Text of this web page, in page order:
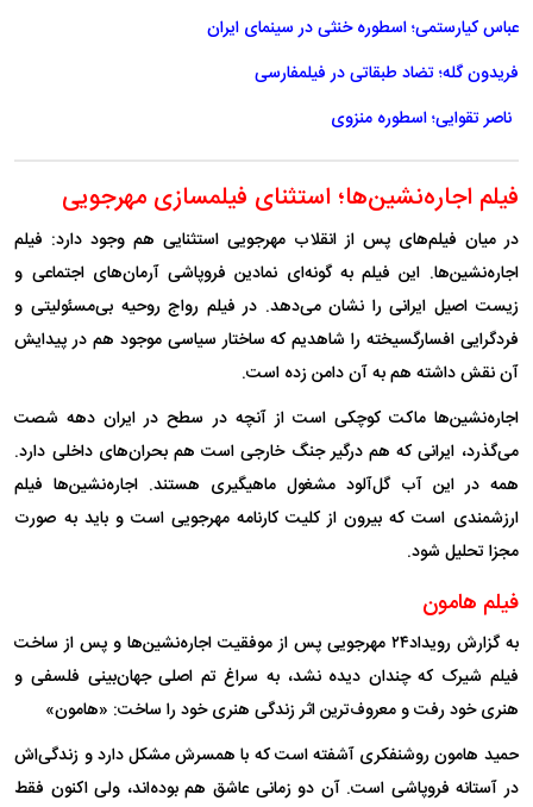
عباس کیارستمی؛ اسطوره خنثی در سینمای ایران
فریدون گله؛ تضاد طبقاتی در فیلمفارسی
ناصر تقوایی؛ اسطوره منزوی
فیلم اجاره‌نشین‌ها؛ استثنای فیلمسازی مهرجویی
در میان فیلم‌های پس از انقلاب مهرجویی استثنایی هم وجود دارد: فیلم
اجاره‌نشین‌ها. این فیلم به گونه‌ای نمادین فروپاشی آرمان‌های اجتماعی و
زیست اصیل ایرانی را نشان می‌دهد. در فیلم رواج روحیه بی‌مسئولیتی و
فردگرایی افسارگسیخته را شاهدیم که ساختار سیاسی موجود هم در پیدایش
آن نقش داشته هم به آن دامن زده است.
اجاره‌نشین‌ها ماکت کوچکی است از آنچه در سطح در ایران دهه شصت
می‌گذرد، ایرانی که هم درگیر جنگ خارجی است هم بحران‌های داخلی دارد.
همه در این آب گل‌آلود مشغول ماهیگیری هستند. اجاره‌نشین‌ها فیلم
ارزشمندی است که بیرون از کلیت کارنامه مهرجویی است و باید به صورت
مجزا تحلیل شود.
فیلم هامون
به گزارش رویداد۲۴ مهرجویی پس از موفقیت اجاره‌نشین‌ها و پس از ساخت
فیلم شیرک که چندان دیده نشد، به سراغ تم اصلی جهان‌بینی فلسفی و
هنری خود رفت و معروف‌ترین اثر زندگی هنری خود را ساخت: «هامون»
حمید هامون روشنفکری آشفته است که با همسرش مشکل دارد و زندگی‌اش
در آستانه فروپاشی است. آن دو زمانی عاشق هم بوده‌اند، ولی اکنون فقط